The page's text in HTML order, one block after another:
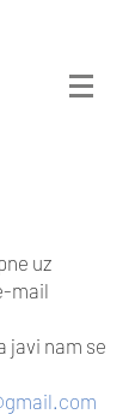
uz
mail
javi nam se